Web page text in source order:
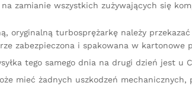
na zamianie wszystkich zużywających się
oryginalną turbosprężarkę należy
zabezpieczona i spakowana w
tego samego dnia na drugi dzień jest u
mieć żadnych uszkodzeń